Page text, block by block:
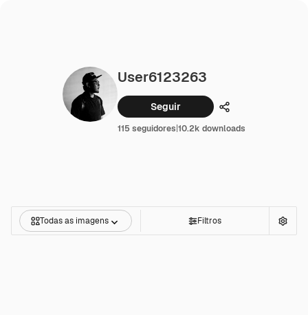
User6123263
Seguir Compartilhar
115 seguidores|10.2k downloads
Todas as imagens Filtros